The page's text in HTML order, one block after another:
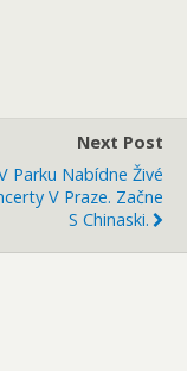
Next Post
Parku Nabídne Živé
V Praze. Začne
S Chinaski.